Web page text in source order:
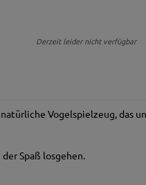
Derzeit leider nicht verfügbar
Vogelspielzeug, das
Spaß losgehen.